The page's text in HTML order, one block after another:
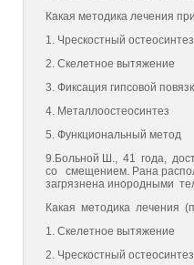
Какая методика лечения
1. Чрескостный остеосинтез
2. Скелетное вытяжение
3. Фиксация гипсовой
4. Металлоостеосинтез
5. Функциональный метод
9.Больной Ш., 41 года,
со смещением. Рана
загрязнена инородными
Какая методика лечения
1. Скелетное вытяжение
2. Чрескостный остеосинтез